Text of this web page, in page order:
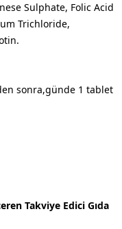
Sulphate, Folic Acid
Trichloride,
sonra,günde 1 tablet
Takviye Edici Gıda